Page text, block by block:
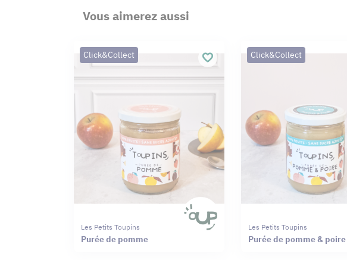
Vous aimerez aussi
Click&Collect
Les Petits Toupins
Purée de pomme
Click&Collect
Les Petits Toupins
Purée de pomme & poire